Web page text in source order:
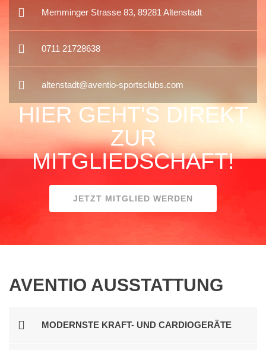
Memminger Strasse 83, 89281 Altenstadt
0711 21728638
altenstadt@aventio-sportsclubs.com
HIER GEHT'S DIREKT
ZUR
MITGLIEDSCHAFT!
JETZT MITGLIED WERDEN
AVENTIO AUSSTATTUNG
MODERNSTE KRAFT- UND CARDIOGERÄTE